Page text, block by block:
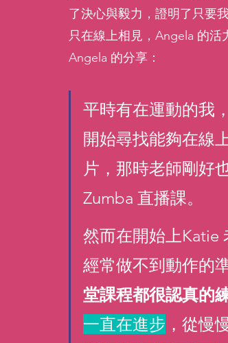
了決心與毅力，證明了只要
只在線上相見，Angela 的
Angela 的分享：
平時有在運動的我
開始尋找能夠在線
片，那時老師剛好
Zumba 直播課。
然而在開始上Katie
經常做不到動作的
堂課程都很認真的
一直在進步 ，從慢